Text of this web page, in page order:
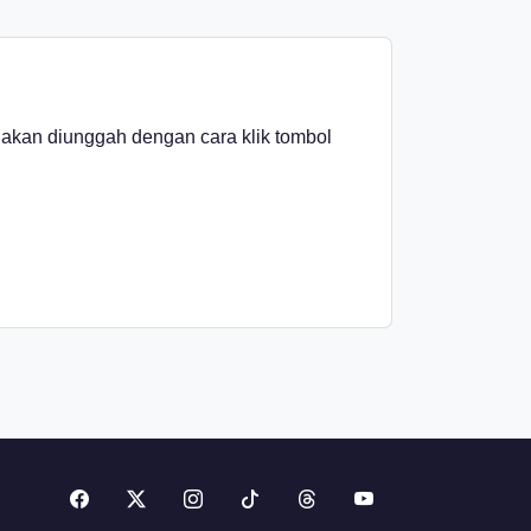
diunggah dengan cara klik tombol